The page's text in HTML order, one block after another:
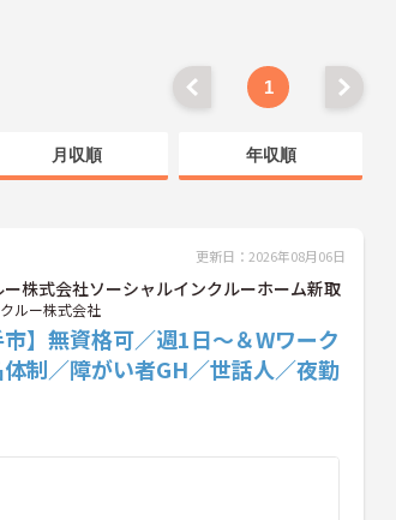
1
月収順 年収順
更新日：2026年08月06日
株式会社ソーシャルインクルーホーム新取
ルー株式会社
市】無資格可／週1日～＆Wワーク
制／障がい者GH／世話人／夜勤